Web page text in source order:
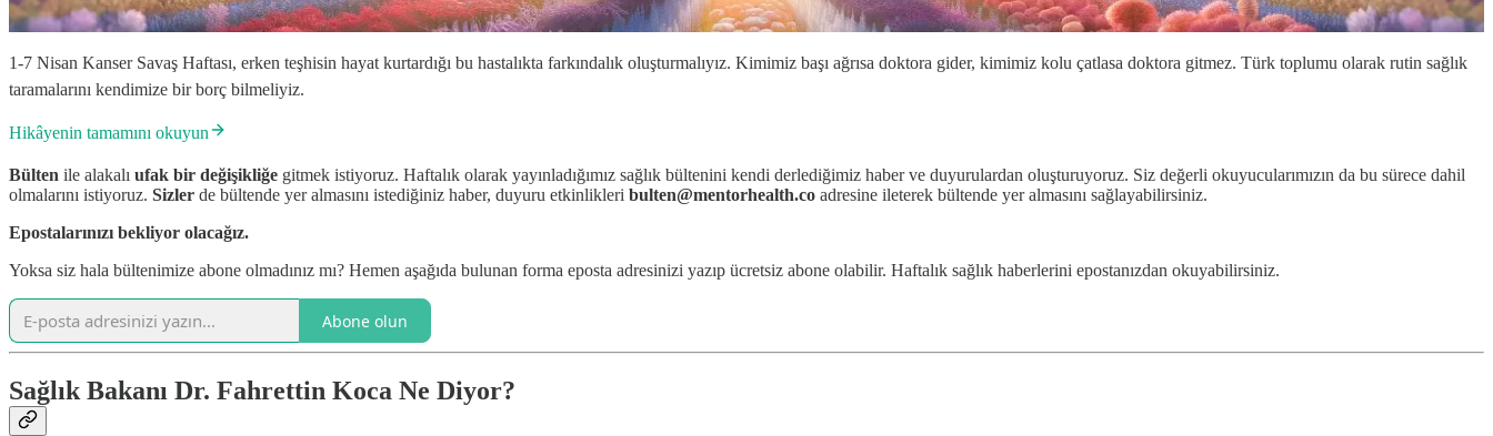
1-7 Nisan Kanser Savaş Haftası, erken teşhisin hayat kurtardığı bu hastalıkta farkındalık oluşturmalıyız. Kimimiz başı ağrısa doktora gider, kimimiz kolu çatlasa doktora gitmez. Türk toplumu olarak rutin sağlık
taramalarını kendimize bir borç bilmeliyiz.
Hikâyenin tamamını okuyun
Bülten ile alakalı ufak bir değişikliğe gitmek istiyoruz. Haftalık olarak yayınladığımız sağlık bültenini kendi derlediğimiz haber ve duyurulardan oluşturuyoruz. Siz değerli okuyucularımızın da bu sürece dahil
olmalarını istiyoruz. Sizler de bültende yer almasını istediğiniz haber, duyuru etkinlikleri bulten@mentorhealth.co adresine ileterek bültende yer almasını sağlayabilirsiniz.
Epostalarınızı bekliyor olacağız.
Yoksa siz hala bültenimize abone olmadınız mı? Hemen aşağıda bulunan forma eposta adresinizi yazıp ücretsiz abone olabilir. Haftalık sağlık haberlerini epostanızdan okuyabilirsiniz.
Abone olun
Sağlık Bakanı Dr. Fahrettin Koca Ne Diyor?